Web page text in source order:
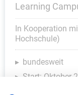
Learning
In Kooperation
Hochschule)
bundesweit
Start: Oktober